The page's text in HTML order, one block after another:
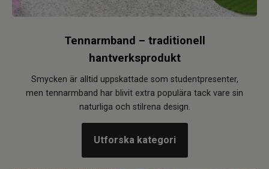
Tennarmband – traditionell
hantverksprodukt
Smycken är alltid uppskattade som studentpresenter,
men tennarmband har blivit extra populära tack vare sin
naturliga och stilrena design.
Utforska kategori